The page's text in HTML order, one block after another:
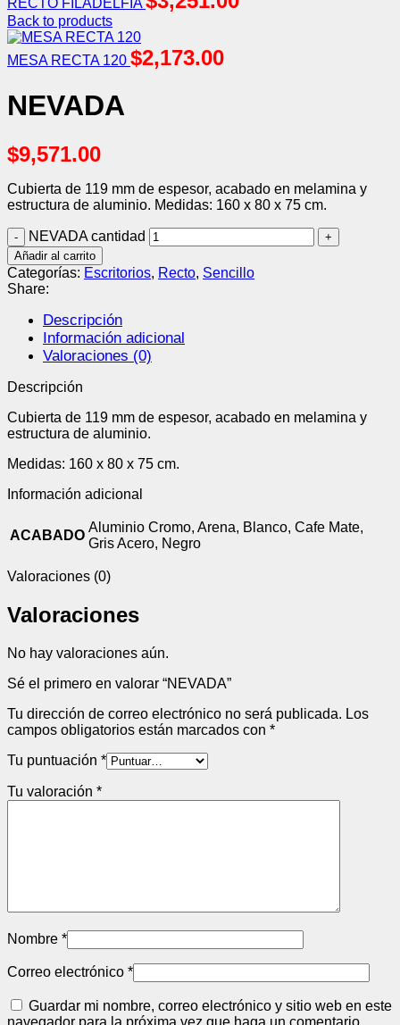
RECTO FILADELFIA
Back to products
MESA RECTA 120 $2,173.00
NEVADA
$9,571.00
Cubierta de 119 mm de espesor, acabado en melamina y
estructura de aluminio. Medidas: 160 x 80 x 75 cm.
NEVADA cantidad
Añadir al carrito
Categorías: Escritorios, Recto, Sencillo
Share:
Descripción
Información adicional
Valoraciones (0)
Descripción
Cubierta de 119 mm de espesor, acabado en melamina y
estructura de aluminio.
Medidas: 160 x 80 x 75 cm.
Información adicional
ACABADO
Aluminio Cromo, Arena, Blanco, Cafe Mate,
Gris Acero, Negro
Valoraciones (0)
Valoraciones
No hay valoraciones aún.
Sé el primero en valorar “NEVADA”
Tu dirección de correo electrónico no será publicada. Los
campos obligatorios están marcados con *
Tu puntuación *
Tu valoración *
Nombre *
Correo electrónico *
Guardar mi nombre, correo electrónico y sitio web en este
navegador para la próxima vez que haga un comentario.